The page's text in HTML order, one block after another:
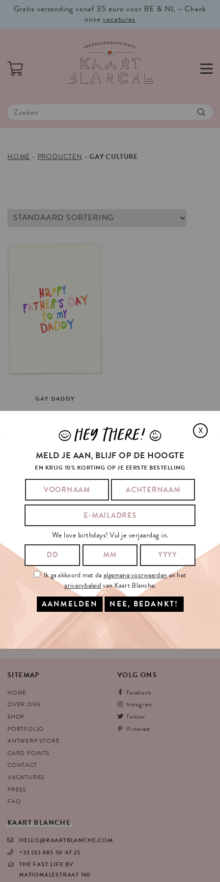
Gratis verzending vanaf 35 euro voor BE & NL – Check
onzevacatures
HOME - PRODUCTEN -GAY CULTURE
GAY DADDY
€3.5
OPTIES SELECTEREN
SCHRIJF JE IN OP ONZE NIEUWSBRIEF
JE E-MAILADRES:
Ik ga akkoord met dealgemene voorwaardenen het
Kaart Blanche.
INSCHRIJVEN
SITEMAP
HOME
OVER ONS
SHOP
PORTFOLIO
ANTWERP STORE
CARD POINTS
CONTACT
VACATURES
PRESS
FAQ
VOLG ONS
Facebook
Instagram
Twitter
Pinterest
KAART BLANCHE
HELLO@KAARTBLANCHE.COM
+32 (0) 485 50 47 25
THE FAST LIFE BV
NATIONALESTRAAT 160
X
JHEY THERE! L
MELD JE AAN, BLIJF OP DE HOOGTE
EN KRIJG 10% KORTING OP JE EERSTE BESTELLING
We love birthdays! Vul je verjaardag in.
Ik ga akkoord met dealgemene voorwaardenen het
privacybeleidvan Kaart Blanche.